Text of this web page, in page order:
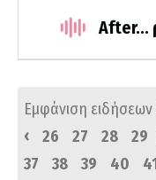
After...
Εμφάνιση ειδήσεων
‹
26 27 28 29
37
38 39 40